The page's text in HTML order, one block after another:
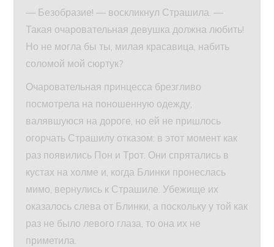
— Безобразие! — воскликнул Страшила. —
Такая очаровательная девушка должна любить!
Но не могла бы ты, милая красавица, набить
соломой мой сюртук?
Очаровательная принцесса брезгливо
посмотрела на поношенную одежду,
валявшуюся на дороге, но ей не пришлось
огорчать Страшилу отказом: в этот момент как
раз появились Пон и Трот. Они спрятались в
кустах на холме и, когда Блинки пронеслась
мимо, вернулись к Страшиле. Убежище их
оказалось слева от Блинки, а поскольку у той как
раз не было левого глаза, то она их не
приметила.